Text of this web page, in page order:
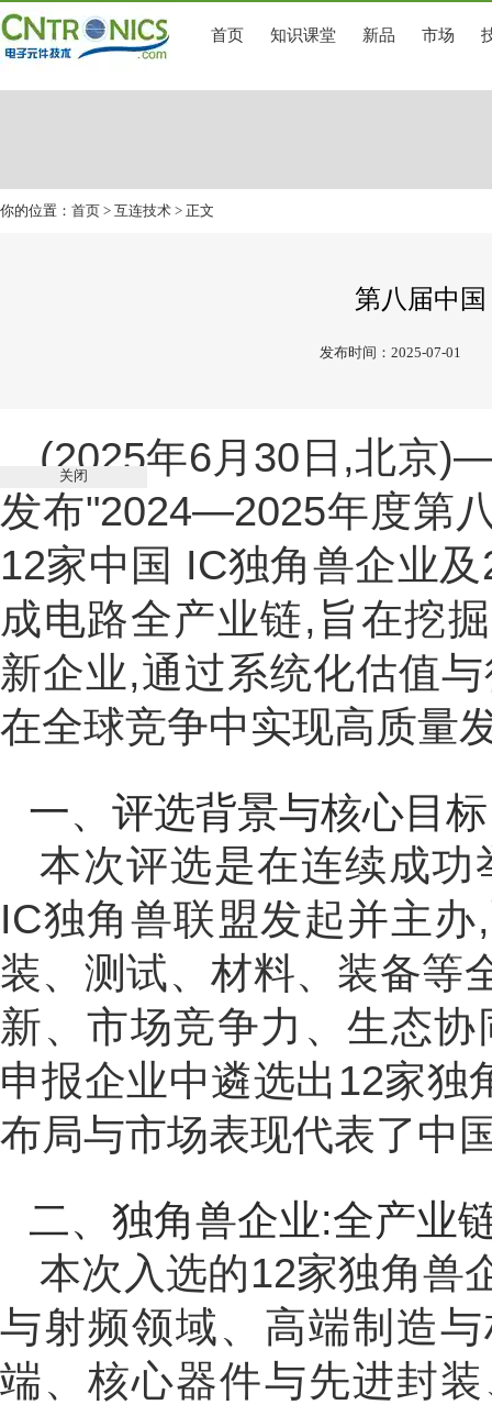
首页 知识课堂 新品 市场
你的位置： 首页 > 互连技术 > 正文
第八届中
发布时间：2025-07-01
(2025年6月30日,北京
发布"2024—2025年度第
12家中国 IC独角兽企业
成电路全产业链,旨在挖
新企业,通过系统化估值
在全球竞争中实现高质量
一、评选背景与核心目标
本次评选是在连续成
IC独角兽联盟发起并主
装、测试、材料、装备等
新、市场竞争力、生态
申报企业中遴选出12家独
布局与市场表现代表了中
二、独角兽企业:全产业
本次入选的12家独角兽
与射频领域、高端制造
端、核心器件与先进封
关闭